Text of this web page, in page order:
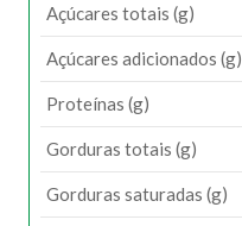
Açúcares totais (g)
Açúcares adicionados (g)
Proteínas (g)
Gorduras totais (g)
Gorduras saturadas (g)